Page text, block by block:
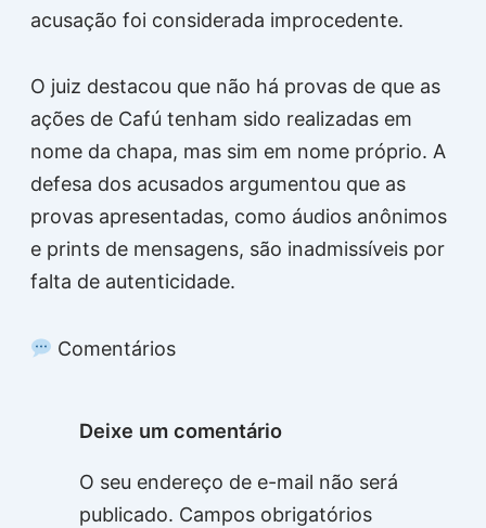
acusação foi considerada improcedente.
O juiz destacou que não há provas de que as
ações de Cafú tenham sido realizadas em
nome da chapa, mas sim em nome próprio. A
defesa dos acusados argumentou que as
provas apresentadas, como áudios anônimos
e prints de mensagens, são inadmissíveis por
falta de autenticidade.
Comentários
Deixe um comentário
O seu endereço de e-mail não será
publicado. Campos obrigatórios